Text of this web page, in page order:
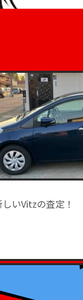
いVitzの査定！